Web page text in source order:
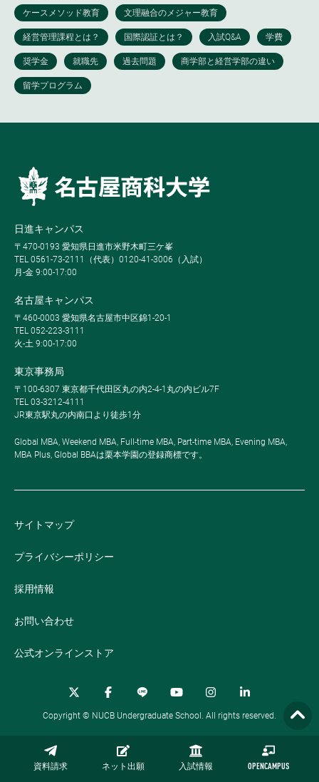
資料請求 ネット出願 入試情報 OPENCAMPUS
日進キャンパス
〒470-0193 愛知県日進市米野木町三ケ峯
TEL 0561-73-2111（代表）0120-41-3006（入試）
月-金 9:00-17:00
名古屋キャンパス
〒460-0003 愛知県名古屋市中区錦1-20-1
TEL 052-223-3111
火-土 9:00-17:00
東京事務局
〒100-6307 東京都千代田区丸の内2-4-1丸の内ビル7F
TEL 03-3212-4111
JR東京駅丸の内南口より徒歩1分
Global MBA, Weekend MBA, Full-time MBA, Part-time MBA, Evening MBA,
MBA Plus, Global BBAは栗本学園の登録商標です。
サイトマップ
プライバシーポリシー
採用情報
お問い合わせ
公式オンラインストア
Copyright © NUCB Undergraduate School. All rights reserved.